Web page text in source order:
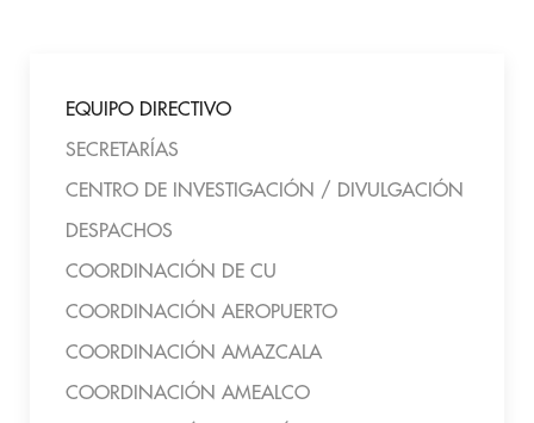
EQUIPO DIRECTIVO
SECRETARÍAS
CENTRO DE INVESTIGACIÓN / DIVULGACIÓN
DESPACHOS
COORDINACIÓN DE CU
COORDINACIÓN AEROPUERTO
COORDINACIÓN AMAZCALA
COORDINACIÓN AMEALCO